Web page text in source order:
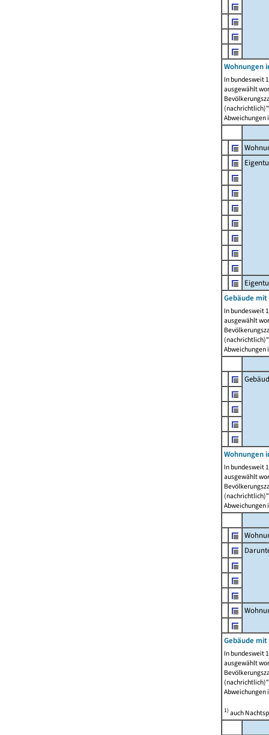
Wohnungen
In bundesweit
ausgewählt
Abweichungen
Gebäude
In bundesweit
ausgewählt
Abweichungen
Wohnungen
In bundesweit
ausgewählt
Abweichungen
Gebäude
In bundesweit
ausgewählt
Abweichungen
1)auch